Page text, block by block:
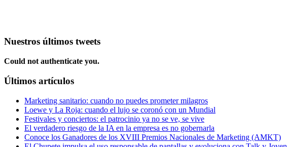
Nuestros últimos tweets
Could not authenticate you.
Últimos artículos
Marketing sanitario: cuando no puedes prometer milagros
Loewe y La Roja: cuando el lujo se coronó con un Mundial
Festivales y conciertos: el patrocinio ya no se ve, se vive
El verdadero riesgo de la IA en la empresa es no gobernarla
Conoce los Ganadores de los XVIII Premios Nacionales de Marketing (AMKT)